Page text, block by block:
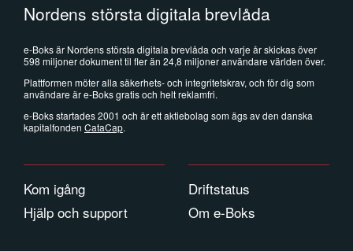
Nordens största digitala brevlåda
e-Boks är Nordens största digitala brevlåda och varje år skickas över
598 miljoner dokument til fler än 24,8 miljoner användare världen över.
Plattformen möter alla säkerhets- och integritetskrav, och för dig som
användare är e-Boks gratis och helt reklamfri.
e-Boks startades 2001 och är ett aktiebolag som ägs av den danska
kapitalfonden CataCap.
Kom igång
Hjälp och support
Driftstatus
Om e-Boks